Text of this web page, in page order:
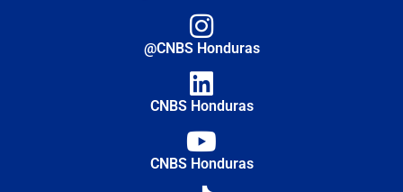
@CNBS Honduras
CNBS Honduras
CNBS Honduras